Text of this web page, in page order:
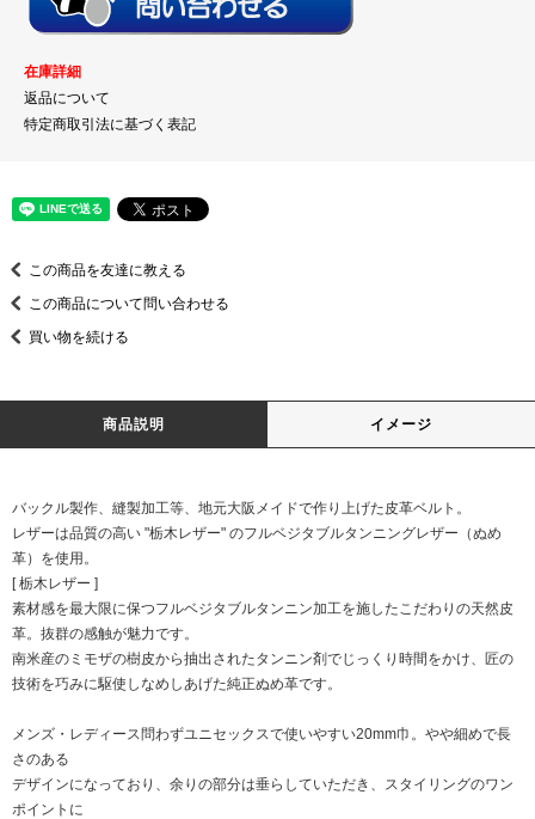
在庫詳細
返品について
特定商取引法に基づく表記
この商品を友達に教える
この商品について問い合わせる
買い物を続ける
商品説明 イメージ
バックル製作、縫製加工等、地元大阪メイドで作り上げた皮革ベルト。
レザーは品質の高い "栃木レザー" のフルベジタブルタンニングレザー（ぬめ
革）を使用。
[ 栃木レザー ]
素材感を最大限に保つフルベジタブルタンニン加工を施したこだわりの天然皮
革。抜群の感触が魅力です。
南米産のミモザの樹皮から抽出されたタンニン剤でじっくり時間をかけ、匠の
技術を巧みに駆使しなめしあげた純正ぬめ革です。
メンズ・レディース問わずユニセックスで使いやすい20mm巾。やや細めで長
さのある
デザインになっており、余りの部分は垂らしていただき、スタイリングのワン
ポイントに